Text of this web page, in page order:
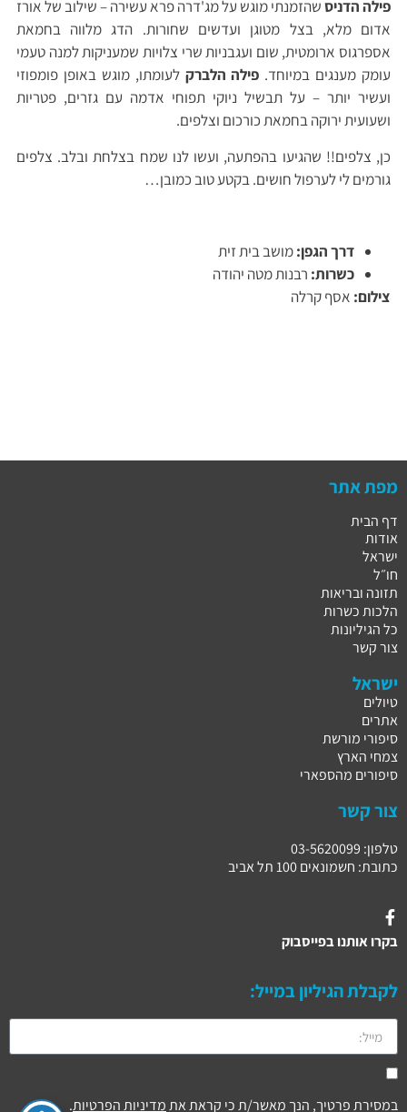
פילה הדניסשהזמנתי מוגש על מג'דרה פרא עשירה – שילוב של אורז
אדום מלא, בצל מטוגן ועדשים שחורות. הדג מלווה בחמאת
אספרגוס ארומטית, שום ועגבניות שרי צלויות שמעניקות למנה טעמי
עומק מענגים במיוחד. פילה הלברק לעומתו, מוגש באופן פומפוזי
ועשיר יותר – על תבשיל ניוקי תפוחי אדמה עם גזרים, פטריות
ושעועית ירוקה בחמאת כורכום וצלפים.
כן, צלפים!! שהגיעו בהפתעה, ועשו לנו שמח בצלחת ובלב. צלפים
גורמים לי לערפול חושים. בקטע טוב כמובן…
דרך הגפן:מושב בית זית
כשרות: רבנות מטה יהודה
צילום: אסף קרלה
מפת אתר
דף הבית
אודות
ישראל
חו״ל
תזונה ובריאות
הלכות כשרות
כל הגיליונות
צור קשר
ישראל
טיולים
אתרים
סיפורי מורשת
צמחי הארץ
סיפורים מהספארי
צור קשר
טלפון: 03-5620099
כתובת: חשמונאים 100 תל אביב
בקרו אותנו בפייסבוק
לקבלת הגיליון במייל:
במסירת פרטיך, הנך מאשר/ת כי קראת אתמדיניות הפרטיות.